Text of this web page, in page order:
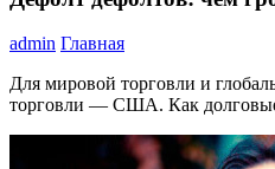
admin Главная
Для мировой торговли и
торговли — США. Как